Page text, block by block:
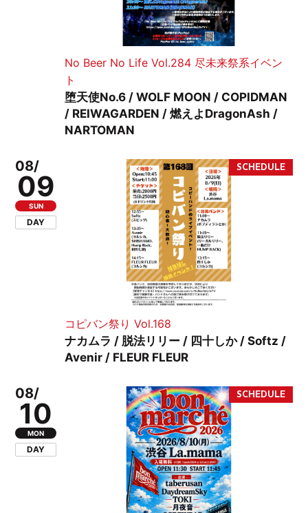
No Beer No Life Vol.284 尽未来祭系イベン
ト
堕天使No.6 / WOLF MOON / COPIDMAN
/ REIWAGARDEN / 燃えよDragonAsh /
NARTOMAN
08/
09
SUN
DAY
コピバン祭り Vol.168
ナカムラ / 脱法リリー / 四十しか / Softz /
Avenir / FLEUR FLEUR
08/
10
MON
DAY